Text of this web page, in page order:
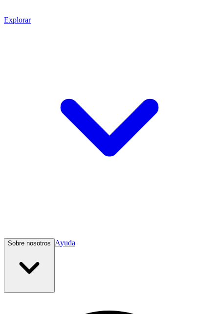
Explorar
Sobre nosotros Ayuda